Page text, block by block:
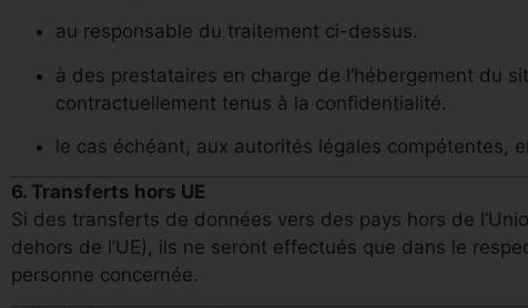
au responsable du traitement ci-dessus.
à des prestataires en charge de l’hébergement du
contractuellement tenus à la confidentialité.
le cas échéant, aux autorités légales compétentes,
6. Transferts hors UE
Si des transferts de données vers des pays hors de
dehors de l’UE), ils ne seront effectués que dans le
personne concernée.